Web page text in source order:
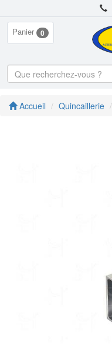
Panier 0
Accueil Quincaillerie